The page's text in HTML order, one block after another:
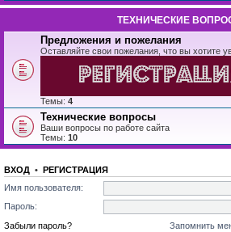
ТЕХНИЧЕСКИЕ
Предложения и пожелания
Оставляйте свои пожелания, что вы хотите
Темы: 4
Технические вопросы
Ваши вопросы по работе сайта
Темы: 10
ВХОД • РЕГИСТРАЦИЯ
Имя пользователя:
Пароль:
Забыли пароль?
Запомнить